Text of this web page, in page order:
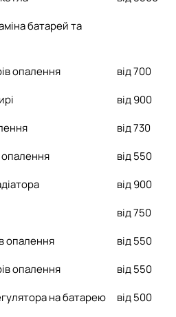
батарей та
опалення
від 700
від 900
від 730
від 550
від 900
від 750
опалення
від 550
опалення
від 550
на батарею
від 500